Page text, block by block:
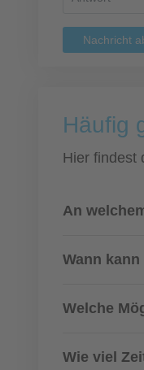
Nachricht
Häufig
Hier findest
An
Wann
Welche
Wie viel